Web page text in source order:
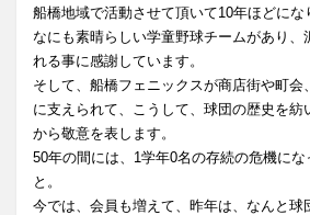
船橋地域で活動させて頂いて10年ほどにな
なにも素晴らしい学童野球チームがあり、
れる事に感謝しています。
そして、船橋フェニックスが商店街や町会
に支えられて、こうして、球団の歴史を紡
から敬意を表します。
50年の間には、1学年0名の存続の危機に
と。
今では、会員も増えて、昨年は、なんと球